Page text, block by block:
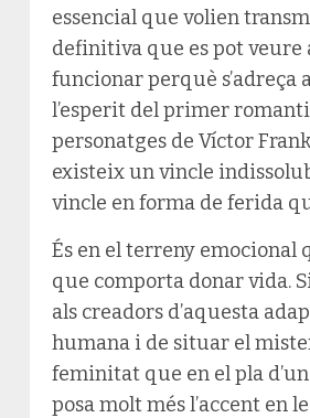
essencial que volien
definitiva que es pot veure
funcionar perquè s’adreça
l’esperit del primer
personatges de Víctor
existeix un vincle
vincle en forma de ferida
És en el terreny emocional
que comporta donar vida.
als creadors d’aquesta
humana i de situar el
feminitat que en el pla
posa molt més l’accent en